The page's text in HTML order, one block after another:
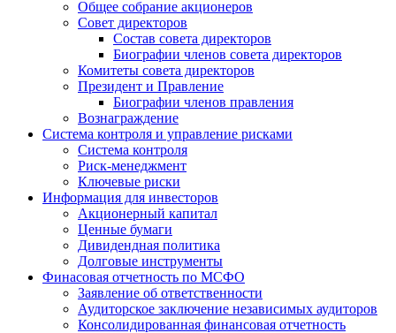
Общее собрание акционеров
Совет директоров
Состав совета директоров
Биографии членов совета директоров
Комитеты совета директоров
Президент и Правление
Биографии членов правления
Вознаграждение
Система контроля и управление рисками
Система контроля
Риск-менеджмент
Ключевые риски
Информация для инвесторов
Акционерный капитал
Ценные бумаги
Дивидендная политика
Долговые инструменты
Финасовая отчетность по МСФО
Заявление об ответственности
Аудиторское заключение независимых аудиторов
Консолидированная финансовая отчетность